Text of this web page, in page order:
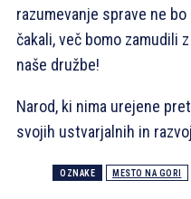
razumevanje sprave ne
čakali, več bomo zamudili
naše družbe!
Narod, ki nima urejene
svojih ustvarjalnih in
OZNAKE MESTO NA GORI